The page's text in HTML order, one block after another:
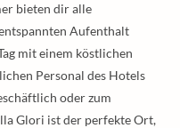
bieten dir alle
Aufenthalt
mit einem köstlichen
Personal des Hotels
oder zum
Glori ist der perfekte Ort,